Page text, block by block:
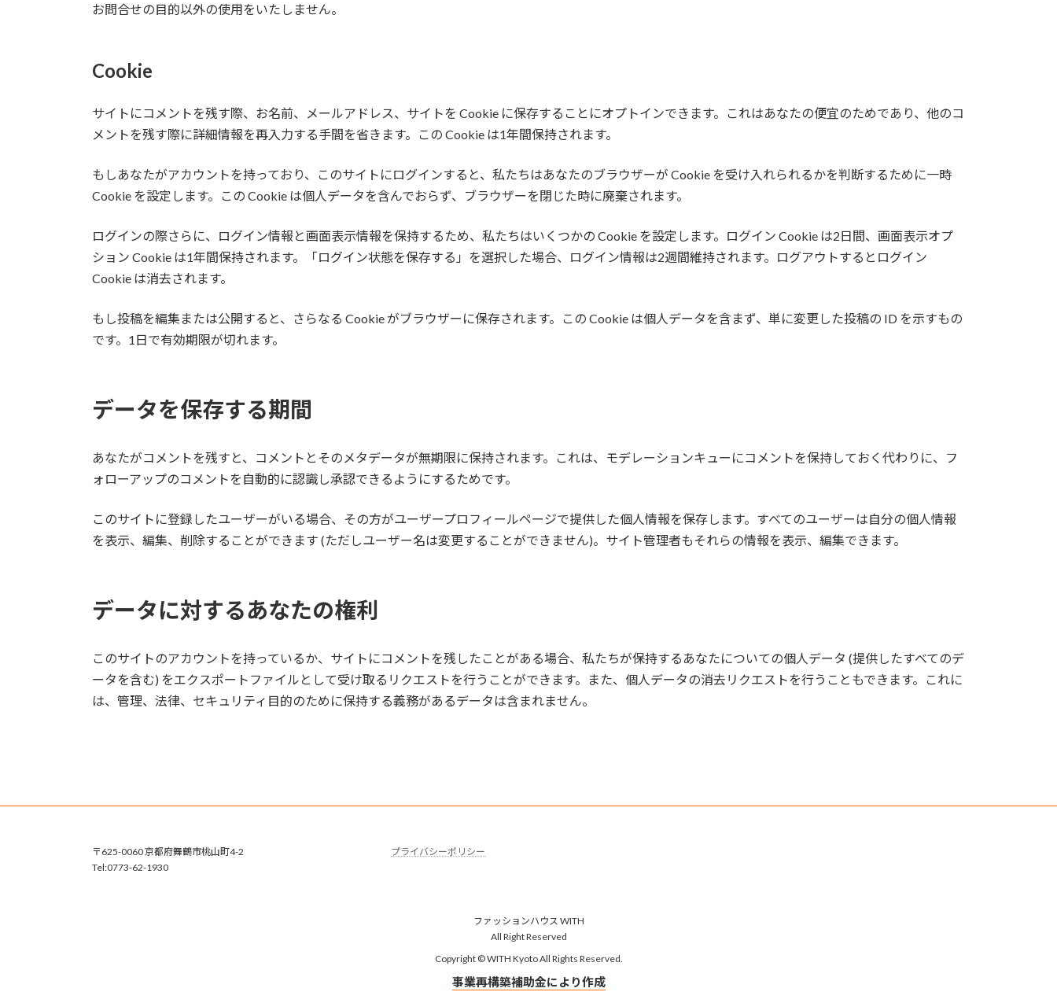
お問合せの目的以外の使用をいたしません。
Cookie
サイトにコメントを残す際、お名前、メールアドレス、サイトを Cookie に保存することにオプトインできます。これはあなたの便宜のためであり、他のコ
メントを残す際に詳細情報を再入力する手間を省きます。この Cookie は1年間保持されます。
もしあなたがアカウントを持っており、このサイトにログインすると、私たちはあなたのブラウザーが Cookie を受け入れられるかを判断するために一時
Cookie を設定します。この Cookie は個人データを含んでおらず、ブラウザーを閉じた時に廃棄されます。
ログインの際さらに、ログイン情報と画面表示情報を保持するため、私たちはいくつかの Cookie を設定します。ログイン Cookie は2日間、画面表示オプ
ション Cookie は1年間保持されます。「ログイン状態を保存する」を選択した場合、ログイン情報は2週間維持されます。ログアウトするとログイン
Cookie は消去されます。
もし投稿を編集または公開すると、さらなる Cookie がブラウザーに保存されます。この Cookie は個人データを含まず、単に変更した投稿の ID を示すもの
です。1日で有効期限が切れます。
データを保存する期間
あなたがコメントを残すと、コメントとそのメタデータが無期限に保持されます。これは、モデレーションキューにコメントを保持しておく代わりに、フ
ォローアップのコメントを自動的に認識し承認できるようにするためです。
このサイトに登録したユーザーがいる場合、その方がユーザープロフィールページで提供した個人情報を保存します。すべてのユーザーは自分の個人情報
を表示、編集、削除することができます (ただしユーザー名は変更することができません)。サイト管理者もそれらの情報を表示、編集できます。
データに対するあなたの権利
このサイトのアカウントを持っているか、サイトにコメントを残したことがある場合、私たちが保持するあなたについての個人データ (提供したすべてのデ
ータを含む) をエクスポートファイルとして受け取るリクエストを行うことができます。また、個人データの消去リクエストを行うこともできます。これに
は、管理、法律、セキュリティ目的のために保持する義務があるデータは含まれません。
〒625-0060 京都府舞鶴市桃山町4-2
Tel:0773-62-1930
プライバシーポリシー
ファッションハウス WITH
All Right Reserved
Copyright © WITH Kyoto All Rights Reserved.
事業再構築補助金により作成